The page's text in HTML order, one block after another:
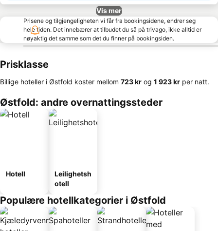
Vis mer
Prisene og tilgjengeligheten vi får fra bookingsidene, endrer seg
hele tiden. Det innebærer at tilbudet du så på trivago, ikke alltid er
nøyaktig det samme som det du finner på bookingsiden.
Prisklasse
Billige hoteller i Østfold koster mellom ‎723 kr og ‎1 923 kr per natt.
Østfold: andre overnattingssteder
Hotell
Leilighetsh
otell
Populære hotellkategorier i Østfold